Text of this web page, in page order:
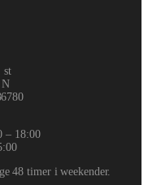
st
N
– 18:00
48 timer i weekender.